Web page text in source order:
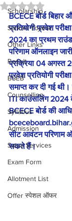
Scholarship
Sarkari Yojana
Other Links
Result
BSEB
Counselling
Syllabus
Admission
Satya Services
Exam Form
Allotment List
Offer स्पेशल ऑफर
Rated NaN out
BCECE बोर्ड बिहार
प्रतियोगी प्रवेश
2024 का प्रथम
परिणाम ऑनलाइन
प्रक्रिया 04 अगस्त
प्रवेश प्रतियोगी
समाप्त कर दी गई थी।
ITI काउंसलिंग 2024
BCECE बोर्ड की
सीट आवंटन परिणाम
सकते हैं।